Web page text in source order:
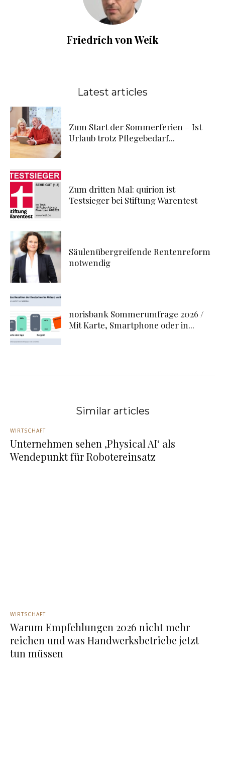
Friedrich von Weik
Latest articles
Zum Start der Sommerferien – Ist
Urlaub trotz Pflegebedarf...
Zum dritten Mal: quirion ist
Testsieger bei Stiftung Warentest
Säulenübergreifende Rentenreform
notwendig
norisbank Sommerumfrage 2026 /
Mit Karte, Smartphone oder in...
Similar articles
WIRTSCHAFT
Unternehmen sehen ‚Physical AI‘ als
Wendepunkt für Robotereinsatz
WIRTSCHAFT
Warum Empfehlungen 2026 nicht mehr
reichen und was Handwerksbetriebe jetzt
tun müssen